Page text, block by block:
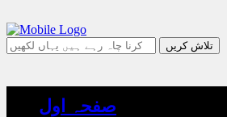
جو
چاہ
صفحہ اول